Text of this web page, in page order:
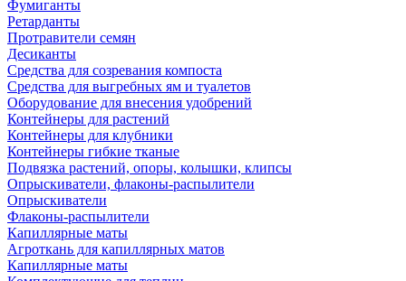
Фумиганты
Ретарданты
Протравители семян
Десиканты
Средства для созревания компоста
Средства для выгребных ям и туалетов
Оборудование для внесения удобрений
Контейнеры для растений
Контейнеры для клубники
Контейнеры гибкие тканые
Подвязка растений, опоры, колышки, клипсы
Опрыскиватели, флаконы-распылители
Опрыскиватели
Флаконы-распылители
Капиллярные маты
Агроткань для капиллярных матов
Капиллярные маты